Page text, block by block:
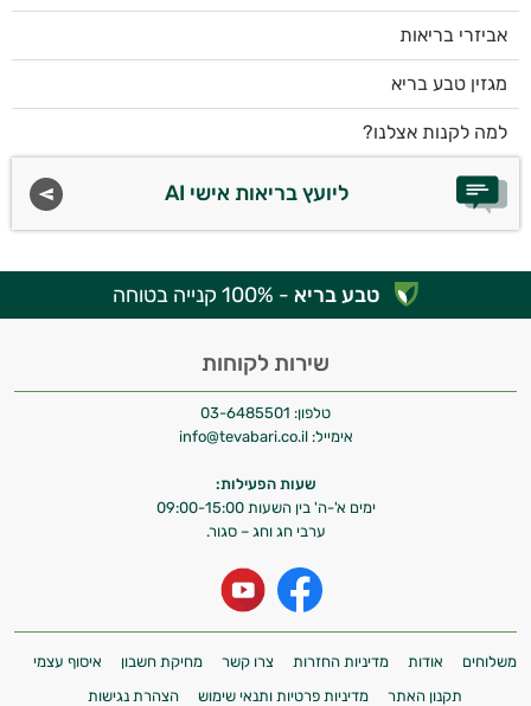
אביזרי בריאות
מגזין טבע בריא
למה לקנות אצלנו?
ליועץ בריאות אישי AI
טבע בריא - 100% קנייה בטוחה
שירות לקוחות
טלפון: 03-6485501
אימייל: info@tevabari.co.il
שעות הפעילות:
ימים א'-ה' בין השעות 09:00-15:00
ערבי חג וחג – סגור.
משלוחים אודות מדיניות החזרות צרו קשר מחיקת חשבון
איסוף עצמי
תקנון האתר
מדיניות פרטיות ותנאי שימוש הצהרת נגישות